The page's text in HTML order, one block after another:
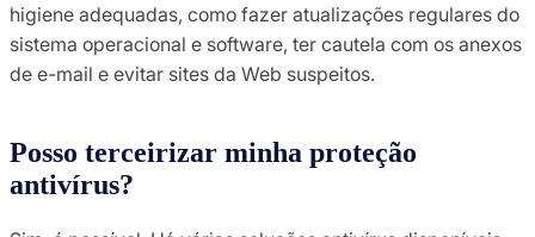
higiene adequadas, como fazer atualizações regulares do
sistema operacional e software, ter cautela com os anexos
de e-mail e evitar sites da Web suspeitos.
Posso terceirizar minha proteção
antivírus?